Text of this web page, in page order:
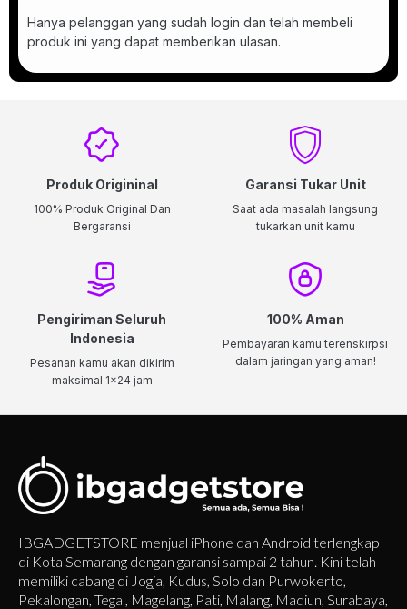
Hanya pelanggan yang sudah login dan telah membeli
produk ini yang dapat memberikan ulasan.
Produk Origininal
100% Produk Original Dan
Bergaransi
Garansi Tukar Unit
Saat ada masalah langsung
tukarkan unit kamu
Pengiriman Seluruh
Indonesia
Pesanan kamu akan dikirim
maksimal 1x24 jam
100% Aman
Pembayaran kamu terenskirpsi
dalam jaringan yang aman!
IBGADGETSTORE menjual iPhone dan Android terlengkap
di Kota Semarang dengan garansi sampai 2 tahun. Kini telah
memiliki cabang di Jogja, Kudus, Solo dan Purwokerto,
Pekalongan, Tegal, Magelang, Pati, Malang, Madiun, Surabaya,